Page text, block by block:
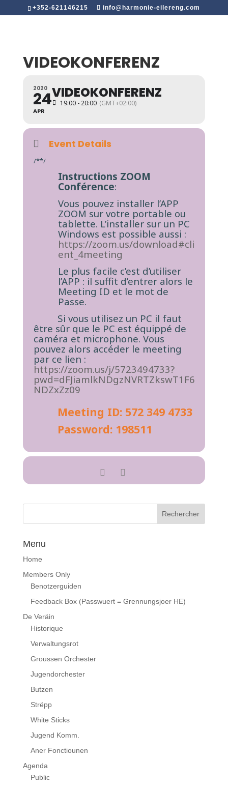
+352-621146215 info@harmonie-eilereng.com
VIDEOKONFERENZ
2020
24
APR
VIDEOKONFERENZ
19:00 - 20:00 (GMT+02:00)
Event Details
/**/
Instructions ZOOM
Conférence:
Vous pouvez installer l’APP
ZOOM sur votre portable ou
tablette. L’installer sur un PC
Windows est possible aussi :
https://zoom.us/download#cli
ent_4meeting
Le plus facile c’est d’utiliser
l’APP : il suffit d’entrer alors le
Meeting ID et le mot de
Passe.
Si vous utilisez un PC il faut
être sûr que le PC est équippé de
caméra et microphone. Vous
pouvez alors accéder le meeting
par ce lien :
https://zoom.us/j/5723494733?
pwd=dFJiamlkNDgzNVRTZkswT1F6
NDZxZz09
Meeting ID: 572 349 4733
Password: 198511
Menu
Home
Members Only
Benotzerguiden
Feedback Box (Passwuert = Grennungsjoer HE)
De Veräin
Historique
Verwaltungsrot
Groussen Orchester
Jugendorchester
Butzen
Strëpp
White Sticks
Jugend Komm.
Aner Fonctiounen
Agenda
Public